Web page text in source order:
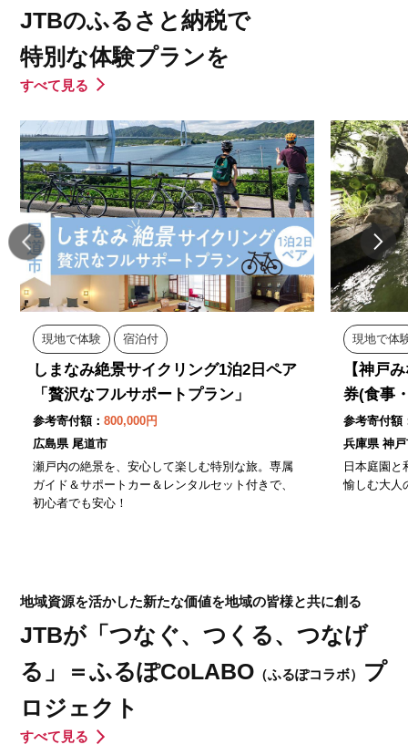
JTBのふるさと納税で
特別な体験プランを
すべて見る
現地で体験 宿泊付
しまなみ絶景サイクリング1泊2日ペア
「贅沢なフルサポートプラン」
参考寄付額： 800,000円
広島県 尾道市
瀬戸内の絶景を、安心して楽しむ特別な旅。専属
ガイド＆サポートカー＆レンタルセット付きで、
初心者でも安心！
現地で体
【神戸
券(食事
参考寄付額
兵庫県 神
日本庭園と
愉しむ大人
地域資源を活かした新たな価値を地域の皆様と共に創る
JTBが「つなぐ、つくる、つなげ
る」＝ふるぽCoLABO （ふるぽコラボ） プ
ロジェクト
すべて見る